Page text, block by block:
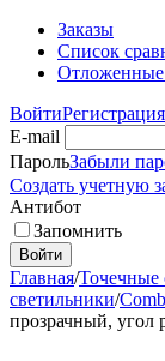
Заказы
Список
Отложенные
ВойтиРегистрация
E-mail
ПарольЗабыли
Создать учетную
Антибот
Запомнить
Войти
Главная/Точечные
светильники/
прозрачный, угол